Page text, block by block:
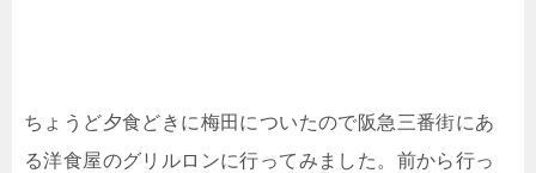
ちょうど夕食どきに梅田についたので阪急三番街にあ
る洋食屋のグリルロンに行ってみました。前から行っ